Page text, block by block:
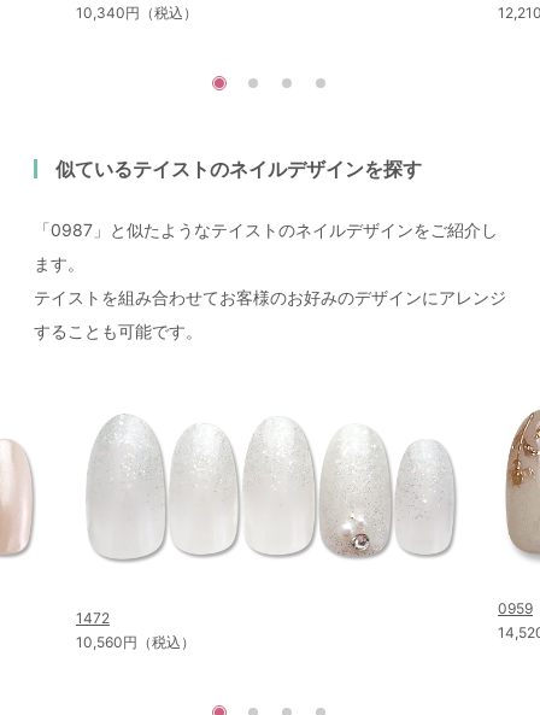
10,340円（税込）
似ているテイストのネイルデザインを探す
「0987」と似たようなテイストのネイルデザインをご紹介し
ます。
テイストを組み合わせてお客様のお好みのデザインにアレンジ
することも可能です。
1472
10,560円（税込）
0959